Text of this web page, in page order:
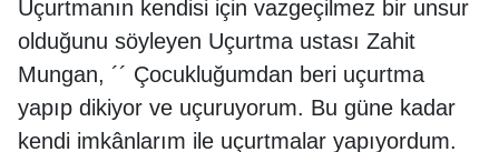
Uçurtmanın kendisi için vazgeçilmez bir unsur
olduğunu söyleyen Uçurtma ustası Zahit
Mungan, ´´ Çocukluğumdan beri uçurtma
yapıp dikiyor ve uçuruyorum. Bu güne kadar
kendi imkânlarım ile uçurtmalar yapıyordum.